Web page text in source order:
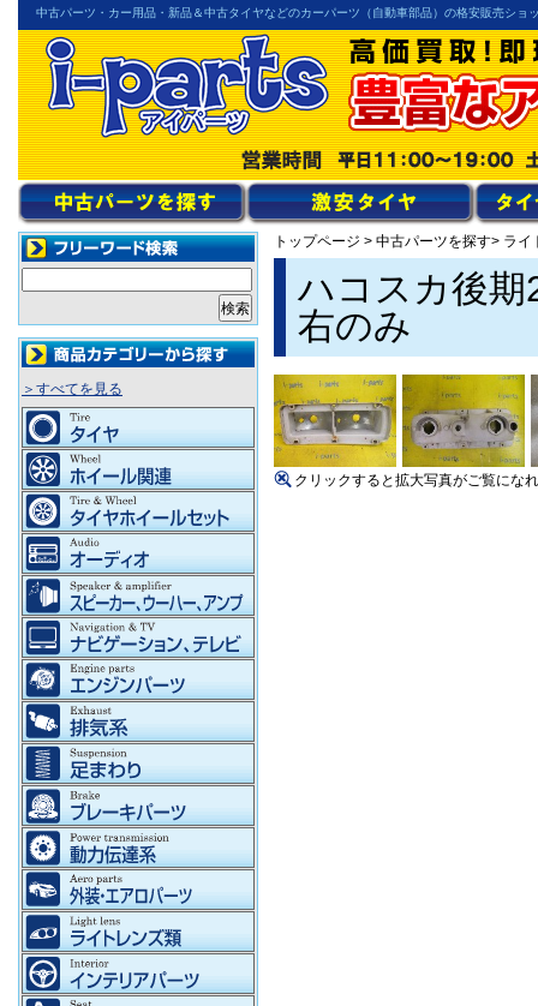
中古パーツ・カー用品・新品＆中古タイヤなどのカーパーツ（自動車部品）の格安販売ショ
トップページ > 中古パーツを探す> ライ
ハコスカ後
右のみ
クリックすると拡大写真がご覧にな
＞すべてを見る